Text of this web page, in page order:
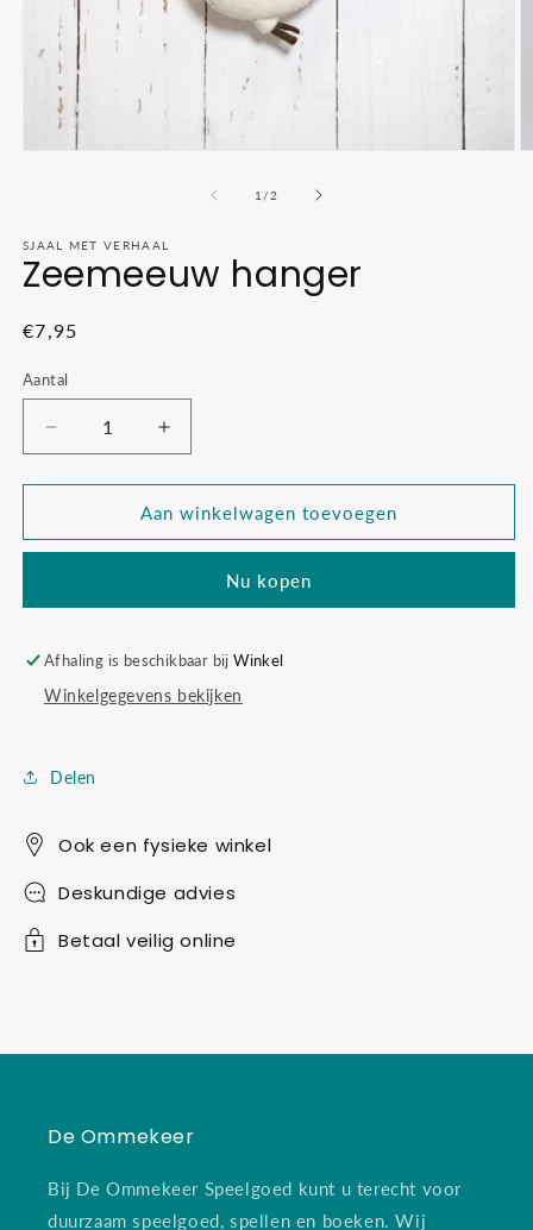
1 /van
2
SJAAL MET VERHAAL
Zeemeeuw hanger
Normale
€7,95
Aantal
Aantal
verlagen
voor
Zeemeeuw
hanger
Aantal
verhogen
voor
Zeemeeuw
hanger
Aan winkelwagen toevoegen
Nu kopen
Afhaling is beschikbaar bijWinkel
Winkelgegevens bekijken
Delen
Ook een fysieke winkel
Deskundige advies
Betaal veilig online
De Ommekeer
Bij De Ommekeer Speelgoed kunt u terecht voor
duurzaam speelgoed, spellen en boeken. Wij